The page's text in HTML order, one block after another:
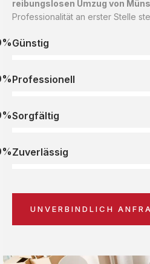
reibungslosen Umzug von
Professionalität an erster Stelle
Günstig
Professionell
Sorgfältig
Zuverlässig
UNVERBINDLICH